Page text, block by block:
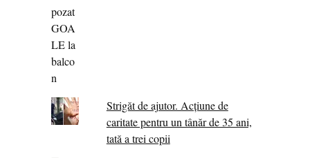
Strigăt de ajutor. Acțiune de
caritate pentru un tânăr de 35 ani,
tată a trei copii